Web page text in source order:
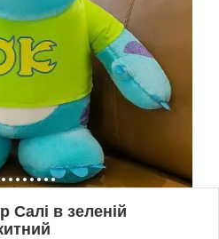
Салі в зеленій